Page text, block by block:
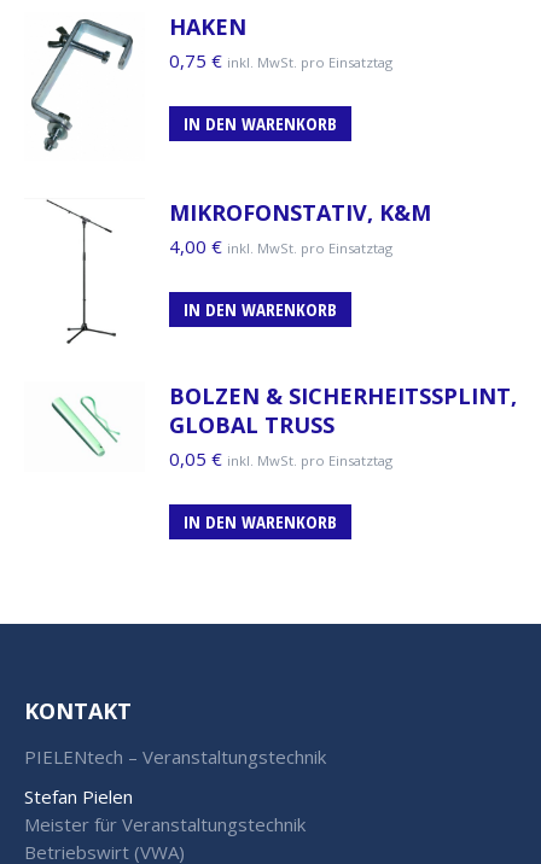
HAKEN
0,75 € inkl. MwSt. pro Einsatztag
IN DEN WARENKORB
MIKROFONSTATIV, K&M
4,00 € inkl. MwSt. pro Einsatztag
IN DEN WARENKORB
BOLZEN & SICHERHEITSSPLINT,
GLOBAL TRUSS
0,05 € inkl. MwSt. pro Einsatztag
IN DEN WARENKORB
KONTAKT
PIELENtech – Veranstaltungstechnik
Stefan Pielen
Meister für Veranstaltungstechnik
Betriebswirt (VWA)